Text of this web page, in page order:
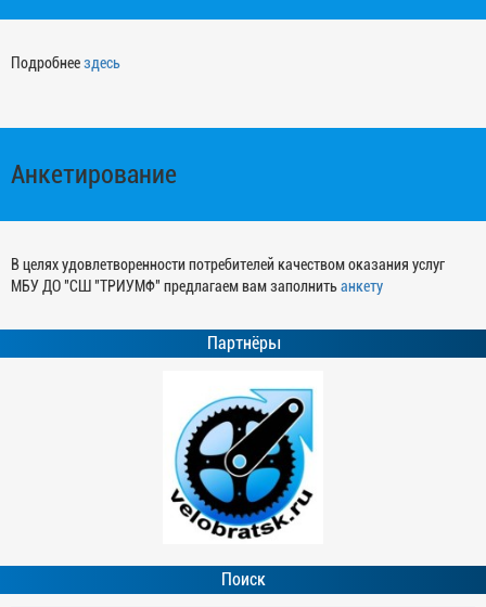
Подробнеездесь
Анкетирование
В целях удовлетворенности потребителей качеством оказания услуг
МБУ ДО "СШ "ТРИУМФ" предлагаем вам заполнитьанкету
Партнёры
Поиск